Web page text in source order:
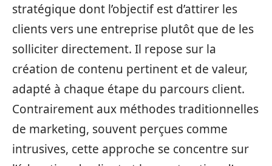
stratégique dont l’objectif est d’attirer les
clients vers une entreprise plutôt que de les
solliciter directement. Il repose sur la
création de contenu pertinent et de valeur,
adapté à chaque étape du parcours client.
Contrairement aux méthodes traditionnelles
de marketing, souvent perçues comme
intrusives, cette approche se concentre sur